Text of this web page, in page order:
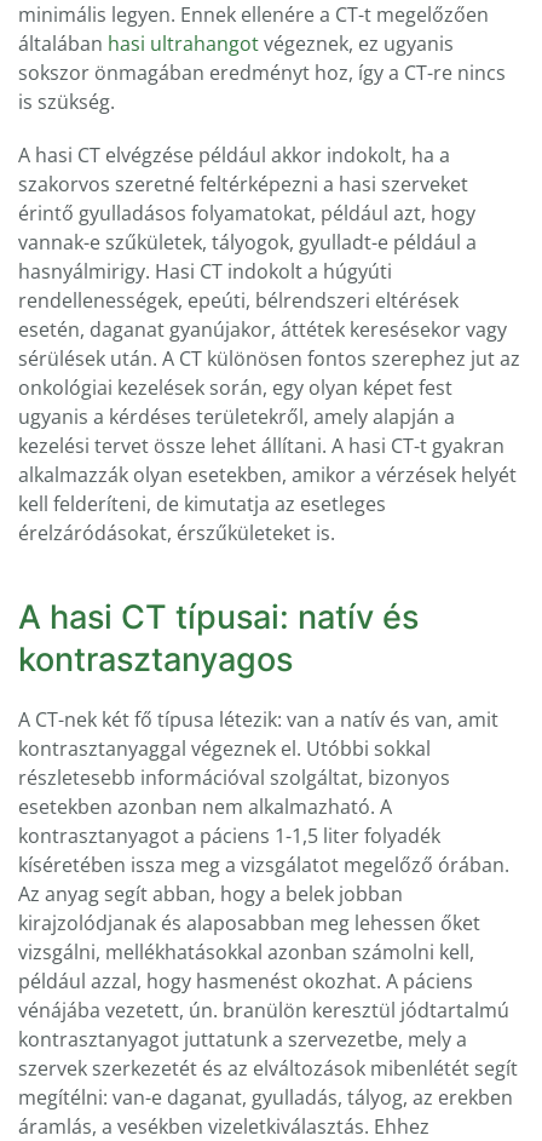
minimális legyen. Ennek ellenére a CT-t megelőzően
általában hasi ultrahangotvégeznek, ez ugyanis
sokszor önmagában eredményt hoz, így a CT-re nincs
is szükség.
A hasi CT elvégzése például akkor indokolt, ha a
szakorvos szeretné feltérképezni a hasi szerveket
érintő gyulladásos folyamatokat, például azt, hogy
vannak-e szűkületek, tályogok, gyulladt-e például a
hasnyálmirigy. Hasi CT indokolt a húgyúti
rendellenességek, epeúti, bélrendszeri eltérések
esetén, daganat gyanújakor, áttétek keresésekor vagy
sérülések után. A CT különösen fontos szerephez jut az
onkológiai kezelések során, egy olyan képet fest
ugyanis a kérdéses területekről, amely alapján a
kezelési tervet össze lehet állítani. A hasi CT-t gyakran
alkalmazzák olyan esetekben, amikor a vérzések helyét
kell felderíteni, de kimutatja az esetleges
érelzáródásokat, érszűkületeket is.
A hasi CT típusai: natív és
kontrasztanyagos
A CT-nek két fő típusa létezik: van a natív és van, amit
kontrasztanyaggal végeznek el. Utóbbi sokkal
részletesebb információval szolgáltat, bizonyos
esetekben azonban nem alkalmazható. A
kontrasztanyagot a páciens 1-1,5 liter folyadék
kíséretében issza meg a vizsgálatot megelőző órában.
Az anyag segít abban, hogy a belek jobban
kirajzolódjanak és alaposabban meg lehessen őket
vizsgálni, mellékhatásokkal azonban számolni kell,
például azzal, hogy hasmenést okozhat. A páciens
vénájába vezetett, ún. branülön keresztül jódtartalmú
kontrasztanyagot juttatunk a szervezetbe, mely a
szervek szerkezetét és az elváltozások mibenlétét segít
megítélni: van-e daganat, gyulladás, tályog, az erekben
áramlás, a vesékben vizeletkiválasztás. Ehhez